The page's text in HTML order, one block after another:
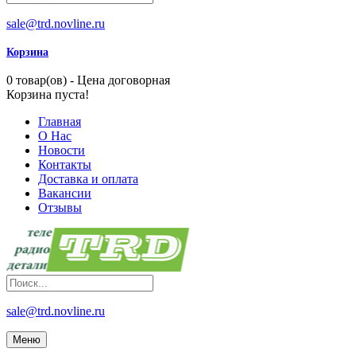
sale@trd.novline.ru
Корзина
0 товар(ов) - Цена договорная
Корзина пуста!
Главная
О Нас
Новости
Контакты
Доставка и оплата
Вакансии
Отзывы
sale@trd.novline.ru
Меню